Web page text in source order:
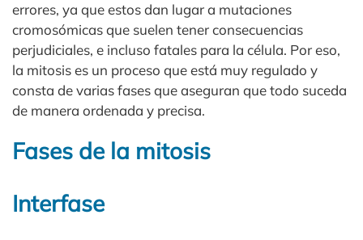
errores, ya que estos dan lugar a mutaciones
cromosómicas que suelen tener consecuencias
perjudiciales, e incluso fatales para la célula. Por eso,
la mitosis es un proceso que está muy regulado y
consta de varias fases que aseguran que todo suceda
de manera ordenada y precisa.
Fases de la mitosis
Interfase